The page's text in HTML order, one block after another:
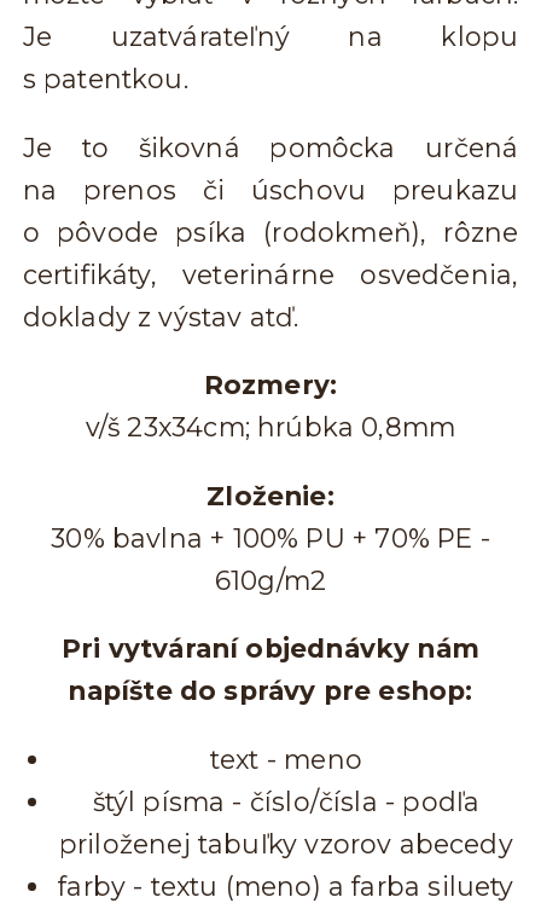
Je uzatvárateľný na klopu
s patentkou.
Je to šikovná pomôcka určená
na prenos či úschovu preukazu
o pôvode psíka (rodokmeň), rôzne
certifikáty, veterinárne osvedčenia,
doklady z výstav atď.
Rozmery:
v/š 23x34cm; hrúbka 0,8mm
Zloženie:
30% bavlna + 100% PU + 70% PE -
610g/m2
Pri vytváraní objednávky nám
napíšte do správy pre eshop:
text - meno
štýl písma - číslo/čísla - podľa
priloženej tabuľky vzorov abecedy
farby - textu (meno) a farba siluety